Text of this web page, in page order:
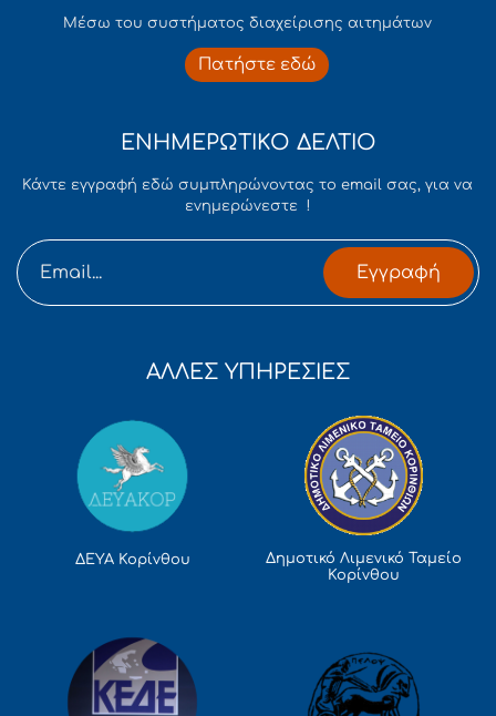
Mέσω του συστήματος διαχείρισης αιτημάτων
Πατήστε εδώ
ΕΝΗΜΕΡΩΤΙΚΟ ΔΕΛΤΙΟ
Κάντε εγγραφή εδώ συμπληρώνοντας το email σας, για να
ενημερώνεστε !
Εγγραφή
ΑΛΛΕΣ ΥΠΗΡΕΣΙΕΣ
ΔΕΥΑ Κορίνθου
Δημοτικό Λιμενικό Ταμείο
Κορίνθου